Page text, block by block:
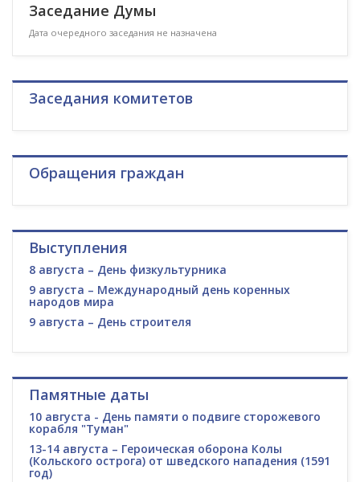
Заседание Думы
Дата очередного заседания не назначена
Заседания комитетов
Обращения граждан
Выступления
8 августа – День физкультурника
9 августа – Международный день коренных
народов мира
9 августа – День строителя
Памятные даты
10 августа - День памяти о подвиге сторожевого
корабля "Туман"
13-14 августа – Героическая оборона Колы
(Кольского острога) от шведского нападения (1591
год)